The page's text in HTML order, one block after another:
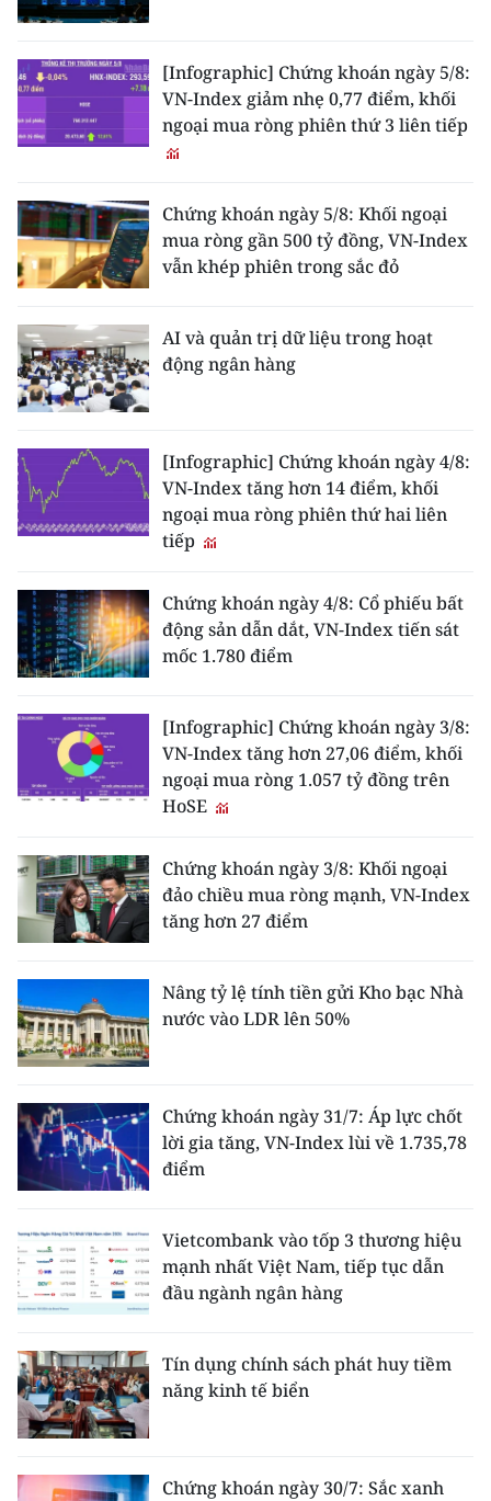
[Infographic] Chứng khoán ngày 5/8:
VN-Index giảm nhẹ 0,77 điểm, khối
ngoại mua ròng phiên thứ 3 liên tiếp
Chứng khoán ngày 5/8: Khối ngoại
mua ròng gần 500 tỷ đồng, VN-Index
vẫn khép phiên trong sắc đỏ
AI và quản trị dữ liệu trong hoạt
động ngân hàng
[Infographic] Chứng khoán ngày 4/8:
VN-Index tăng hơn 14 điểm, khối
ngoại mua ròng phiên thứ hai liên
tiếp
Chứng khoán ngày 4/8: Cổ phiếu bất
động sản dẫn dắt, VN-Index tiến sát
mốc 1.780 điểm
[Infographic] Chứng khoán ngày 3/8:
VN-Index tăng hơn 27,06 điểm, khối
ngoại mua ròng 1.057 tỷ đồng trên
HoSE
Chứng khoán ngày 3/8: Khối ngoại
đảo chiều mua ròng mạnh, VN-Index
tăng hơn 27 điểm
Nâng tỷ lệ tính tiền gửi Kho bạc Nhà
nước vào LDR lên 50%
Chứng khoán ngày 31/7: Áp lực chốt
lời gia tăng, VN-Index lùi về 1.735,78
điểm
Vietcombank vào tốp 3 thương hiệu
mạnh nhất Việt Nam, tiếp tục dẫn
đầu ngành ngân hàng
Tín dụng chính sách phát huy tiềm
năng kinh tế biển
Chứng khoán ngày 30/7: Sắc xanh